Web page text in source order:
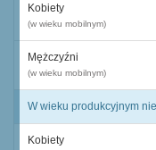
Kobiety
(w wieku mobilnym)
Mężczyźni
(w wieku mobilnym)
W wieku produkcyjnym
Kobiety